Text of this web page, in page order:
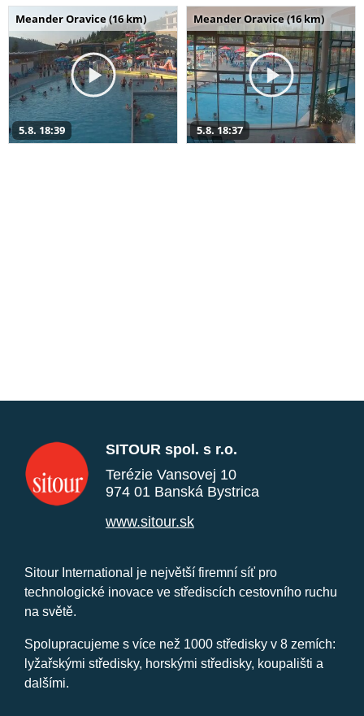
Meander Oravice (16 km)
5.8. 18:39
Meander Oravice (16 km)
5.8. 18:37
SITOUR spol. s r.o.
Terézie Vansovej 10
974 01 Banská Bystrica
www.sitour.sk
Sitour International je největší firemní síť pro
technologické inovace ve střediscích cestovního ruchu
na světě.
Spolupracujeme s více než 1000 středisky v 8 zemích:
lyžařskými středisky, horskými středisky, koupališti a
dalšími.